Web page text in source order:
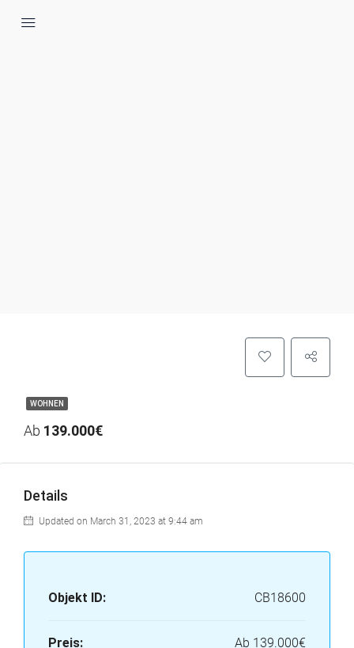
WOHNEN
Ab 139.000€
Details
Updated on March 31, 2023 at 9:44 am
Objekt ID: CB18600
Preis: Ab 139.000€